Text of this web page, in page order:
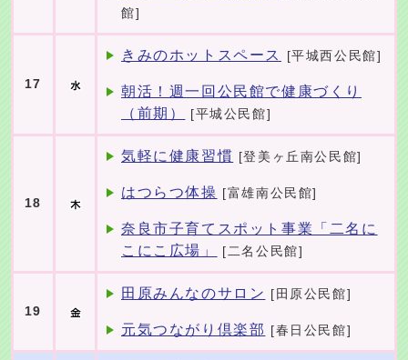
館]
17
きみのホットスペース [平城西公民館]
朝活！週一回公民館で健康づくり
（前期）
[平城公民館]
18
気軽に健康習慣 [登美ヶ丘南公民館]
はつらつ体操 [富雄南公民館]
奈良市子育てスポット事業「二名に
こにこ広場」
[二名公民館]
19
田原みんなのサロン [田原公民館]
元気つながり倶楽部 [春日公民館]